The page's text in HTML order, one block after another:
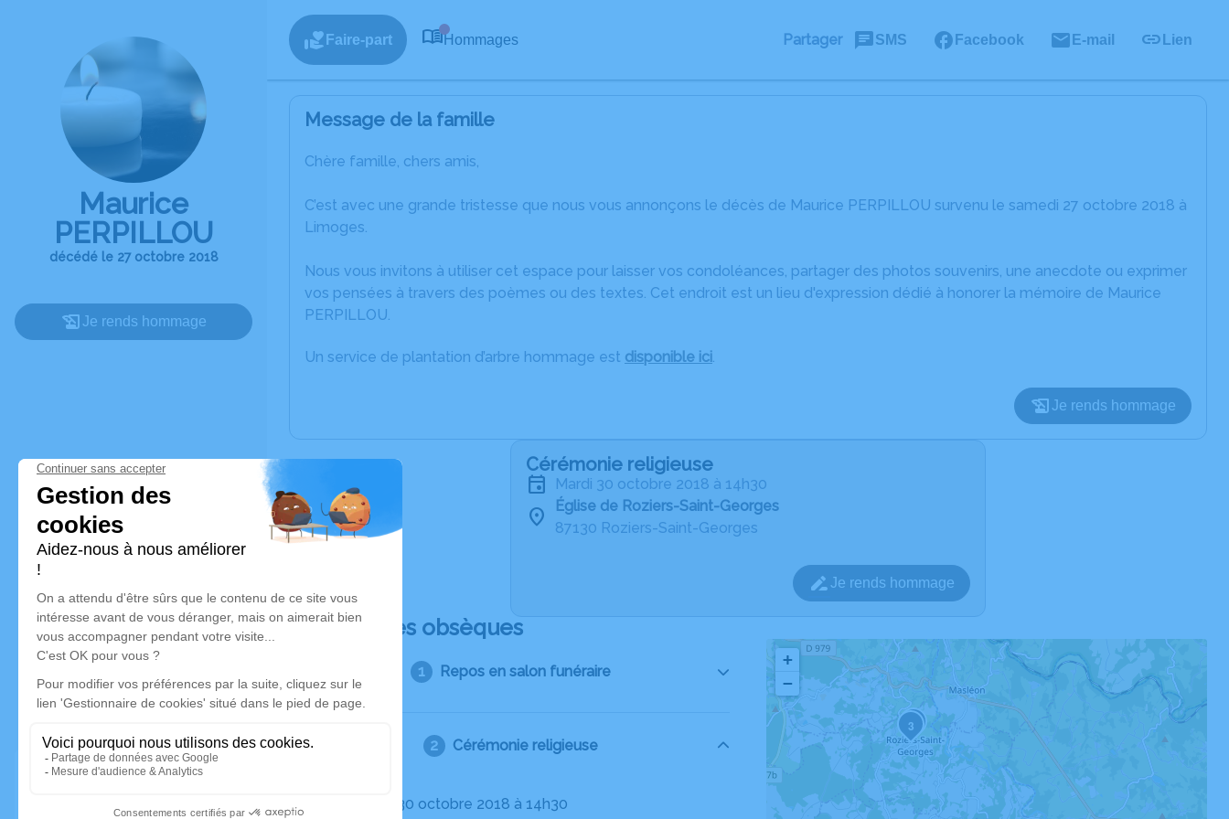
Maurice
PERPILLOU
décédé le 27 octobre 2018
Je rends hommage
Faire-part Hommages Partager SMS Facebook E-mail Lien
Message de la famille
Chère famille, chers amis,
C’est avec une grande tristesse que nous vous annonçons le décès de Maurice PERPILLOU survenu le samedi 27 octobre 2018 à
Limoges.
Nous vous invitons à utiliser cet espace pour laisser vos condoléances, partager des photos souvenirs, une anecdote ou exprimer
vos pensées à travers des poèmes ou des textes. Cet endroit est un lieu d'expression dédié à honorer la mémoire de Maurice
PERPILLOU.
Un service de plantation d’arbre hommage est disponible ici.
Je rends hommage
Cérémonie religieuse
mardi 30 octobre 2018 à 14h30
Église de Roziers-Saint-Georges
87130 Roziers-Saint-Georges
Je rends hommage
Déroulé des obsèques
Repos en salon funéraire
Cérémonie religieuse
Le mardi 30 octobre 2018 à 14h30
2
3
+
−